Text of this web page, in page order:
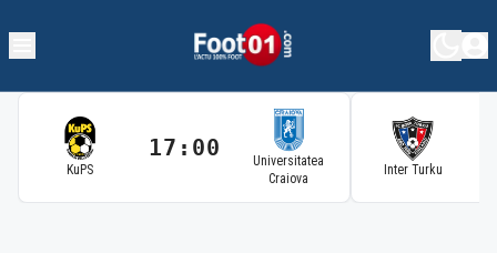
KuPS
17:00
Universitatea
Craiova
Inter Turku